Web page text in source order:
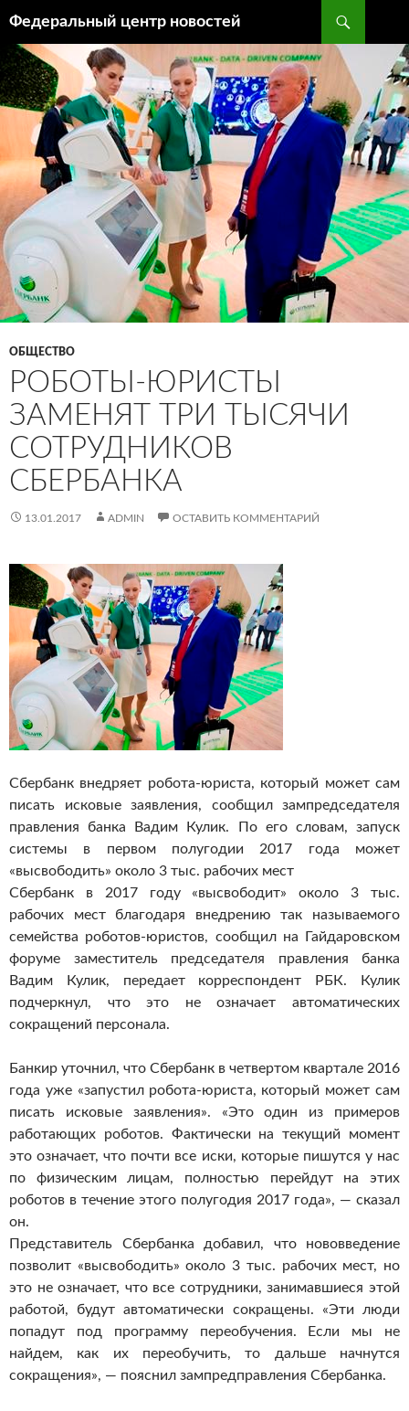
Федеральный центр новостей
К
СОДЕРЖИМОМУ
ОБЩЕСТВО
РОБОТЫ-ЮРИСТЫ
ЗАМЕНЯТ ТРИ ТЫСЯЧИ
СОТРУДНИКОВ
СБЕРБАНКА
13.01.2017 ADMIN ОСТАВИТЬ КОММЕНТАРИЙ
Сбербанк внедряет робота-юриста, который может сам
писать исковые заявления, сообщил зампредседателя
правления банка Вадим Кулик. По его словам, запуск
системы в первом полугодии 2017 года может
«высвободить» около 3 тыс. рабочих мест
Сбербанк в 2017 году «высвободит» около 3 тыс.
рабочих мест благодаря внедрению так называемого
семейства роботов-юристов, сообщил на Гайдаровском
форуме заместитель председателя правления банка
Вадим Кулик, передает корреспондент РБК. Кулик
подчеркнул, что это не означает автоматических
сокращений персонала.
Банкир уточнил, что Сбербанк в четвертом квартале 2016
года уже «запустил робота-юриста, который может сам
писать исковые заявления». «Это один из примеров
работающих роботов. Фактически на текущий момент
это означает, что почти все иски, которые пишутся у нас
по физическим лицам, полностью перейдут на этих
роботов в течение этого полугодия 2017 года», — сказал
он.
Представитель Сбербанка добавил, что нововведение
позволит «высвободить» около 3 тыс. рабочих мест, но
это не означает, что все сотрудники, занимавшиеся этой
работой, будут автоматически сокращены. «Эти люди
попадут под программу переобучения. Если мы не
найдем, как их переобучить, то дальше начнутся
сокращения», — пояснил зампредправления Сбербанка.